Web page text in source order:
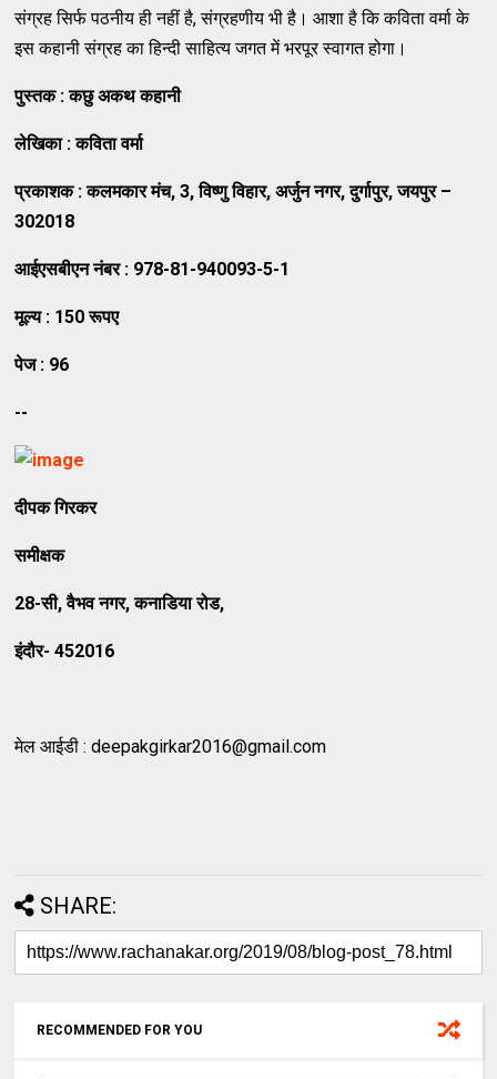
संग्रह सिर्फ पठनीय ही नहीं है, संग्रहणीय भी है। आशा है कि कविता वर्मा के
इस कहानी संग्रह का हिन्दी साहित्य जगत में भरपूर स्वागत होगा।
पुस्तक:कछु अकथ कहानी
लेखिका:कविता वर्मा
प्रकाशक:कलमकार मंच, 3,विष्णु विहार,अर्जुन नगर,दुर्गापुर,जयपुर–
302018
आईएसबीएन नंबर: 978-81-940093-5-1
मूल्य: 150रूपए
पेज: 96
--
दीपक गिरकर
समीक्षक
28-सी,वैभव नगर,कनाडिया रोड,
इंदौर- 452016
मेल आईडी :deepakgirkar2016@gmail.com
SHARE:
RECOMMENDED FOR YOU